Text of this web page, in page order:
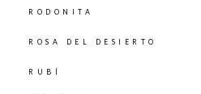
RODONITA
ROSA DEL DESIERTO
RUBÍ